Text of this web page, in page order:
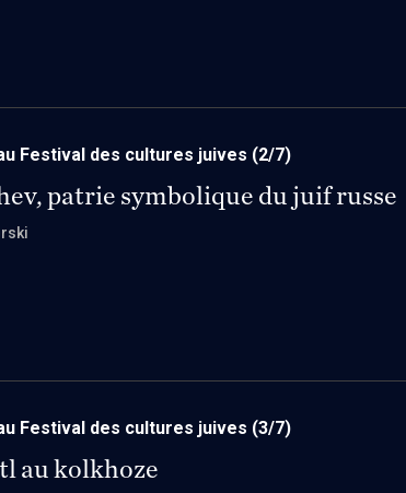
Festival des cultures juives (2/7)
patrie symbolique du juif russe
Festival des cultures juives (3/7)
au kolkhoze